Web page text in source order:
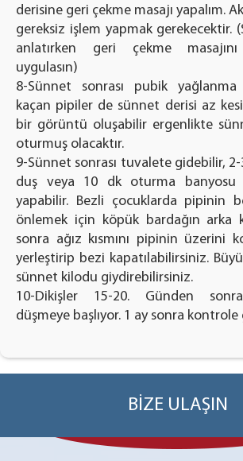
derisine geri çekme masajı yapalım.
gereksiz işlem yapmak gerekecektir.
anlatırken geri çekme
uygulasın)
8-Sünnet sonrası pubik
kaçan pipiler de sünnet derisi az
bir görüntü oluşabilir ergenlikte
oturmuş olacaktır.
9-Sünnet sonrası tuvalete gidebilir, 2-
duş veya 10 dk oturma banyosu
yapabilir. Bezli çocuklarda pipinin
önlemek için köpük bardağın arka
sonra ağız kısmını pipinin üzerini
yerleştirip bezi kapatılabilirsiniz.
sünnet kilodu giydirebilirsiniz.
10-Dikişler 15-20. Günden
düşmeye başlıyor. 1 ay sonra
BİZE ULAŞIN